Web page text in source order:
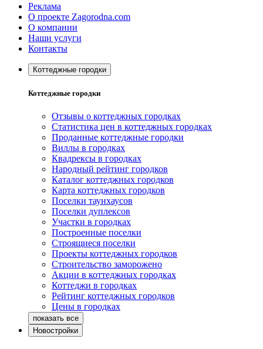
Реклама
О проекте Zagorodna.com
О компании
Наши услуги
Контакты
Коттеджные городки
Коттеджные городки
Отзывы о коттеджных городках
Статистика цен в коттеджных городках
Проданные коттеджные городки
Виллы в городках
Квадрексы в городках
Народный рейтинг городков
Каталог коттеджных городков
Карта коттеджных городков
Поселки таунхаусов
Поселки дуплексов
Участки в городках
Построенные поселки
Строящиеся поселки
Проекты коттеджных городков
Строительство заморожено
Акции в коттеджных городках
Коттеджи в городках
Рейтинг коттеджных городков
Цены в городках
Новостройки